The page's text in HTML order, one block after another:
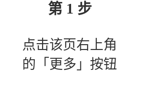
第 1 步
点击该页右上角
的「更多」按钮